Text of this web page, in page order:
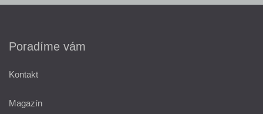
Poradíme vám
Kontakt
Magazín